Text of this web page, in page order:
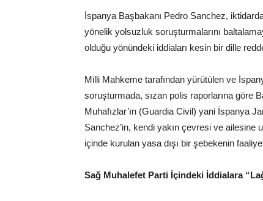
İspanya Başbakanı Pedro Sanchez,
yönelik yolsuzluk soruşturmalarını
olduğu yönündeki iddiaları kesin bir dille
Milli Mahkeme tarafından yürütülen ve
soruşturmada, sızan polis raporlarına göre
Muhafızlar’ın (Guardia Civil) yani İspanya
Sanchez’in, kendi yakın çevresi ve ailesine
içinde kurulan yasa dışı bir şebekenin
Sağ Muhalefet Parti İçindeki İddialara